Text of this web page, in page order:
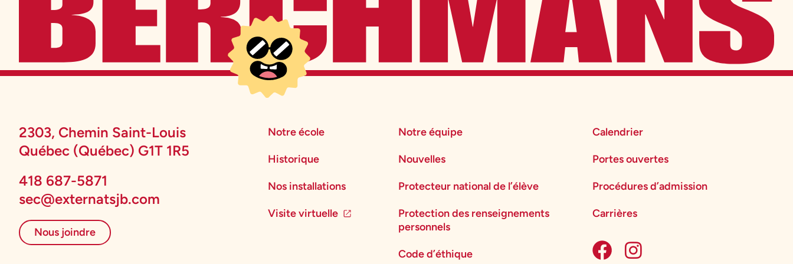
2303, Chemin Saint-Louis
Québec (Québec) G1T 1R5
418 687-5871
sec@externatsjb.com
Nous joindre
Notre école
Historique
Nos installations
Visite virtuelle
Notre équipe
Nouvelles
Protecteur national de l’élève
Protection des renseignements
personnels
Code d’éthique
Calendrier
Portes ouvertes
Procédures d’admission
Carrières